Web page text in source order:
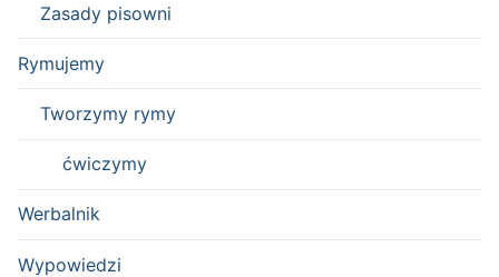
Zasady pisowni
Rymujemy
Tworzymy rymy
ćwiczymy
Werbalnik
Wypowiedzi